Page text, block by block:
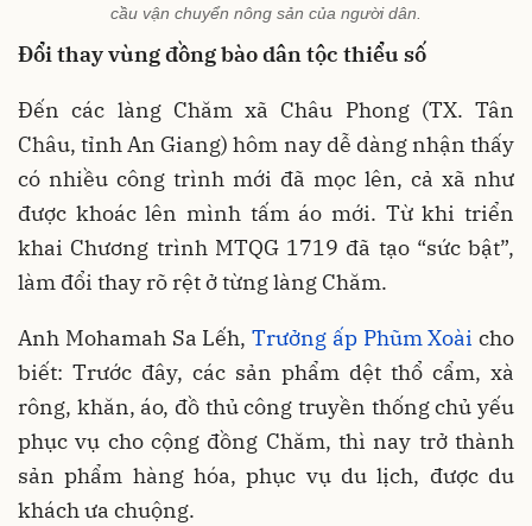
cầu vận chuyển nông sản của người dân.
Đổi thay vùngđồng bào dân tộc thiểu số
Đến các làng Chăm xã Châu Phong (TX. Tân
Châu, tỉnh An Giang) hôm nay dễ dàng nhận thấy
có nhiều công trình mới đã mọc lên, cả xã như
được khoác lên mình tấm áo mới. Từ khi triển
khai Chương trình MTQG 1719 đã tạo “sức bật”,
làm đổi thay rõ rệt ở từng làng Chăm.
Anh Mohamah Sa Lếh, Trưởng ấp Phũm Xoài cho
biết: Trước đây, các sản phẩm dệt thổ cẩm, xà
rông, khăn, áo, đồ thủ công truyền thống chủ yếu
phục vụ cho cộng đồng Chăm, thì nay trở thành
sản phẩm hàng hóa, phục vụ du lịch, được du
khách ưa chuộng.